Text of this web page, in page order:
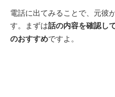
電話に出てみることで、元彼
す。まずは話の内容を確認し
のおすすめですよ。